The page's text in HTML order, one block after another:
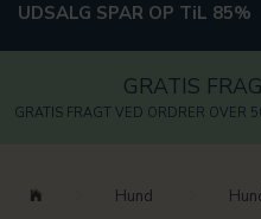
UDSALG SPAR OP TiL 85%
GRATIS
GRATIS FRAGT VED ORDRER OVER
Hund